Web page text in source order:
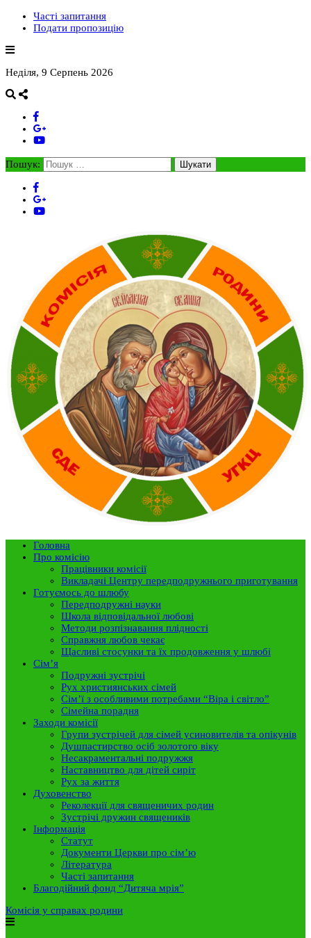
Часті запитання
Подати пропозицію
Неділя, 9 Серпень 2026
Пошук:
Головна
Про комісію
Працівники комісії
Викладачі Центру передподружнього приготування
Готуємось до шлюбу
Передподружні науки
Школа відповідальної любові
Методи розпізнавання плідності
Справжня любов чекає
Щасливі стосунки та їх продовження у шлюбі
Сім’я
Подружні зустрічі
Рух християнських сімей
Сім’ї з особливими потребами “Віра і світло”
Сімейна порадня
Заходи комісії
Групи зустрічей для сімей усиновителів та опікунів
Душпастирство осіб золотого віку
Несакраментальні подружжя
Наставництво для дітей сиріт
Рух за життя
Духовенство
Реколекції для священичих родин
Зустрічі дружин священиків
Інформація
Статут
Документи Церкви про сім’ю
Література
Часті запитання
Благодійний фонд “Дитяча мрія”
Комісія у справах родини